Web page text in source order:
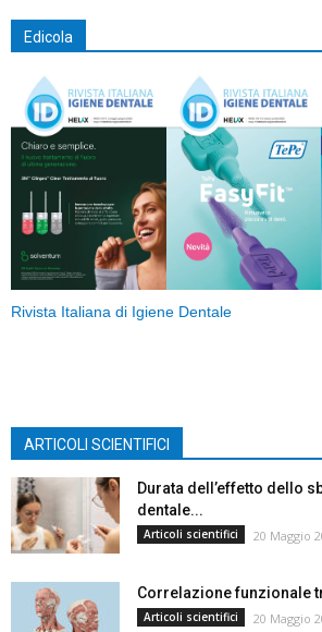
Edicola
Rivista Italiana di Igiene Dentale
ARTICOLI SCIENTIFICI
Durata dell’effetto dello
dentale...
Articoli scientifici 20 Maggio
Correlazione funzionale
Articoli scientifici 20 Maggio